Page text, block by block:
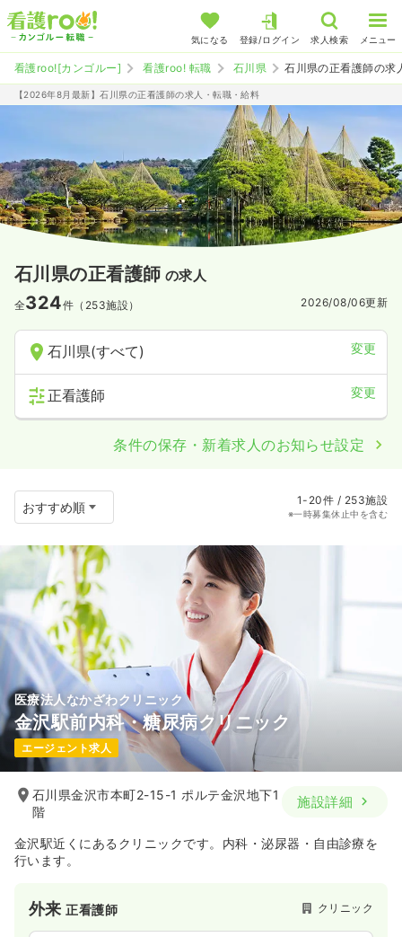
気になる 登録/ログイン 求人検索 メニュー
看護roo![カンゴルー] 看護roo! 転職 石川県 石川県の正看護師の求
【2026年8月最新】石川県の正看護師の求人・転職・給料
石川県の正看護師 の求人
全324件（253施設） 2026/08/06更新
石川県(すべて) 変更
正看護師 変更
条件の保存・新着求人のお知らせ設定
1-20件 / 253施設
※一時募集休止中を含む
医療法人なかざわクリニック
金沢駅前内科・糖尿病クリニック
エージェント求人
石川県金沢市本町2-15-1 ポルテ金沢地下1
階
施設詳細
金沢駅近くにあるクリニックです。内科・泌尿器・自由診療を
行います。
外来正看護師 クリニック